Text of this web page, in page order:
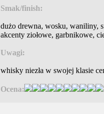
Smak/finish:
dużo drewna, wosku, waniliny,
akcenty ziołowe, garbnikowe,
Uwagi:
whisky niezła w swojej klasie
Ocena: